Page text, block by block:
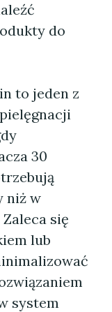
do
to jeden z
30
niż w
się
lub
system